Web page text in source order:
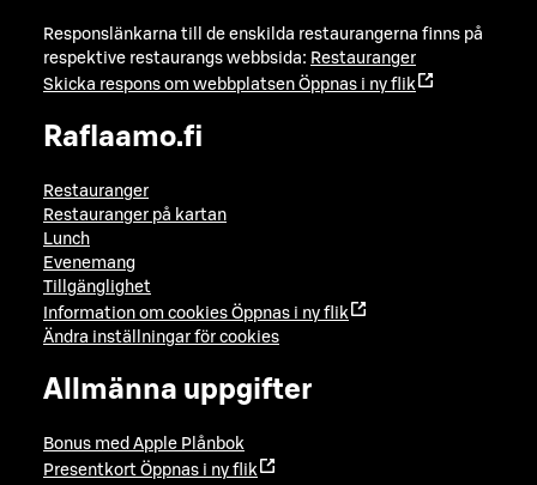
Responslänkarna till de enskilda restaurangerna finns på
respektive restaurangs webbsida: Restauranger
Skicka respons om webbplatsen Öppnas i ny flik
Raflaamo.fi
Restauranger
Restauranger på kartan
Lunch
Evenemang
Tillgänglighet
Information om cookies Öppnas i ny flik
Ändra inställningar för cookies
Allmänna uppgifter
Bonus med Apple Plånbok
Presentkort Öppnas i ny flik